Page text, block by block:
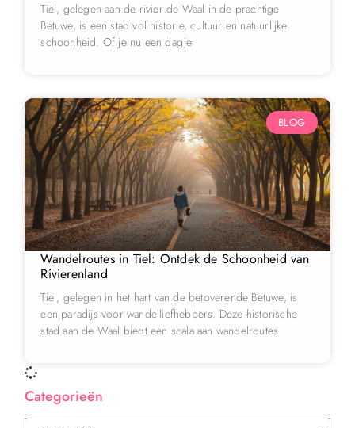
Categorieën
Tiel, gelegen aan de rivier de Waal in de prachtige
Betuwe, is een stad vol historie, cultuur en natuurlijke
schoonheid. Of je nu een dagje
BLOG
Wandelroutes in Tiel: Ontdek de Schoonheid van
Rivierenland
Tiel, gelegen in het hart van de betoverende Betuwe, is
een paradijs voor wandelliefhebbers. Deze historische
stad aan de Waal biedt een scala aan wandelroutes